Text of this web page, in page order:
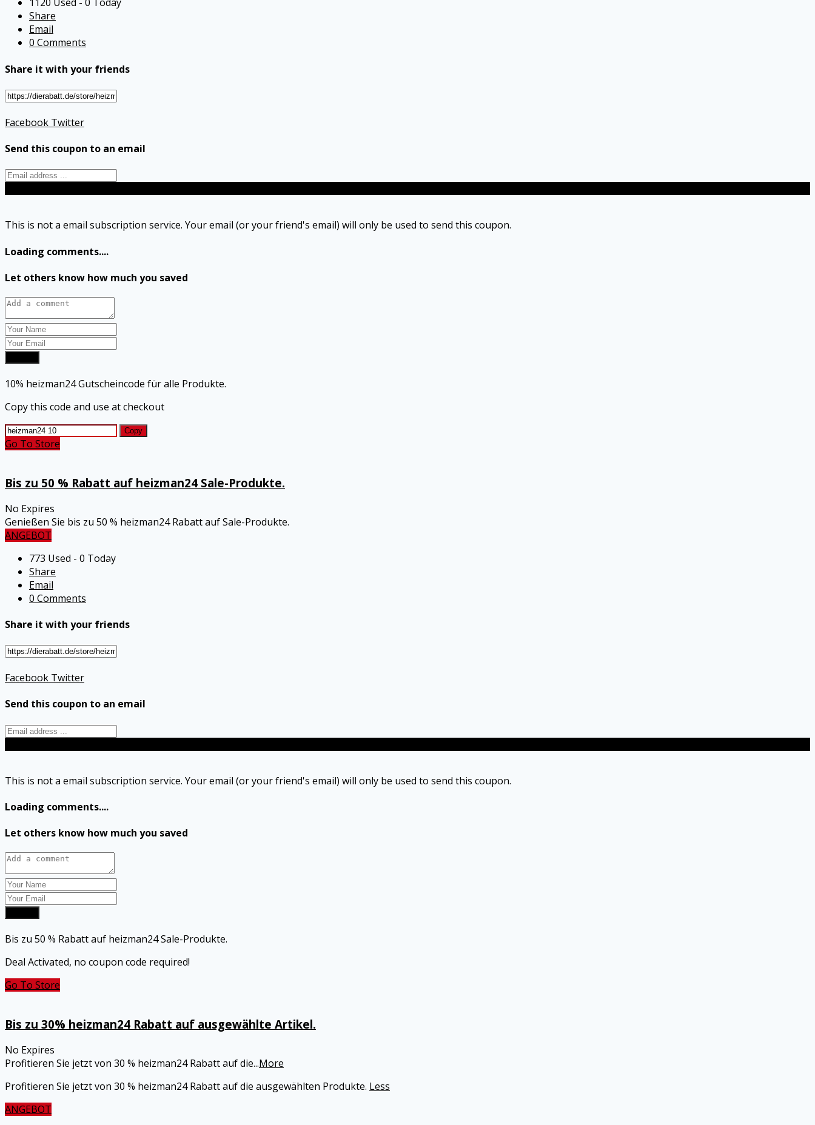
Share
Email
0 Comments
Share it with your friends
Facebook Twitter
Send this coupon to an email
This is not a email subscription service. Your email (or your friend's email) will only be used to send this coupon.
Loading comments....
Let others know how much you saved
10% heizman24 Gutscheincode für alle Produkte.
Copy this code and use at checkout
Copy
Go To Store
Bis zu 50 % Rabatt auf heizman24 Sale-Produkte.
No Expires
Genießen Sie bis zu 50 % heizman24 Rabatt auf Sale-Produkte.
ANGEBOT
773 Used - 0 Today
Share
Email
0 Comments
Share it with your friends
Facebook Twitter
Send this coupon to an email
This is not a email subscription service. Your email (or your friend's email) will only be used to send this coupon.
Loading comments....
Let others know how much you saved
Bis zu 50 % Rabatt auf heizman24 Sale-Produkte.
Deal Activated, no coupon code required!
Go To Store
Bis zu 30% heizman24 Rabatt auf ausgewählte Artikel.
No Expires
Profitieren Sie jetzt von 30 % heizman24 Rabatt auf die...More
Profitieren Sie jetzt von 30 % heizman24 Rabatt auf die ausgewählten Produkte. Less
ANGEBOT